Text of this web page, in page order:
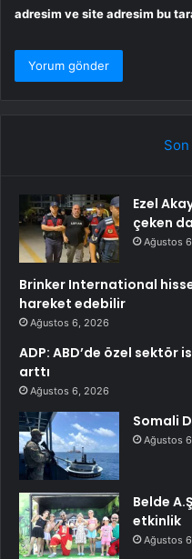
adresim ve site adresim bu
Ezel
çeken
Ağustos
Brinker International
hareket edebilir
Ağustos 6, 2026
ADP: ABD’de özel sektör
arttı
Ağustos 6, 2026
Somali
Ağustos
Belde
etkinlik
Ağustos